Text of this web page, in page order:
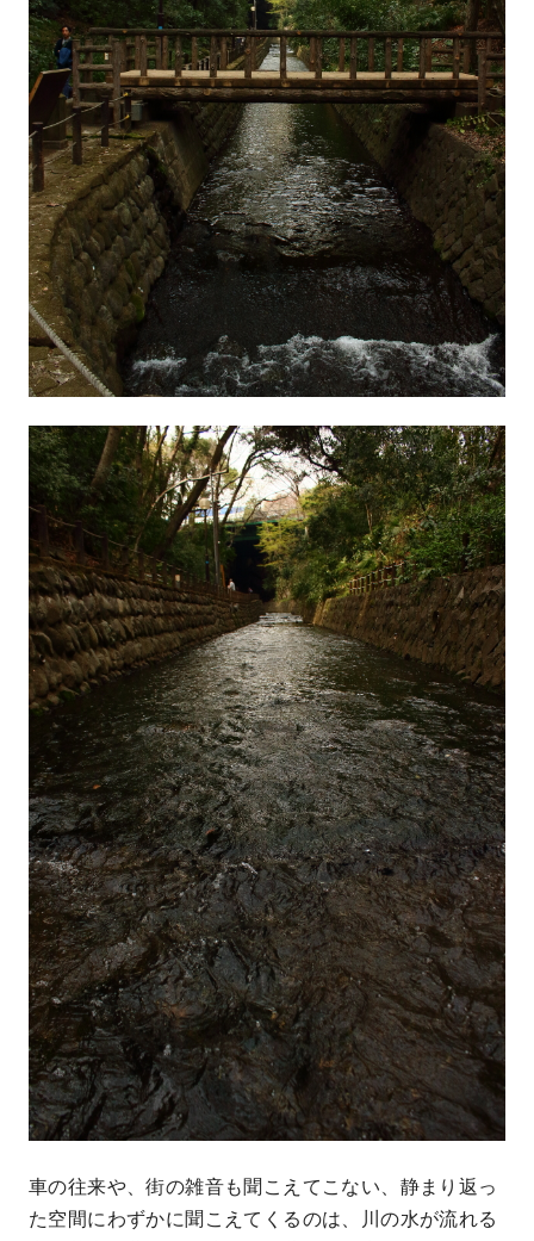
車の往来や、街の雑音も聞こえてこない、静まり返っ
た空間にわずかに聞こえてくるのは、川の水が流れる